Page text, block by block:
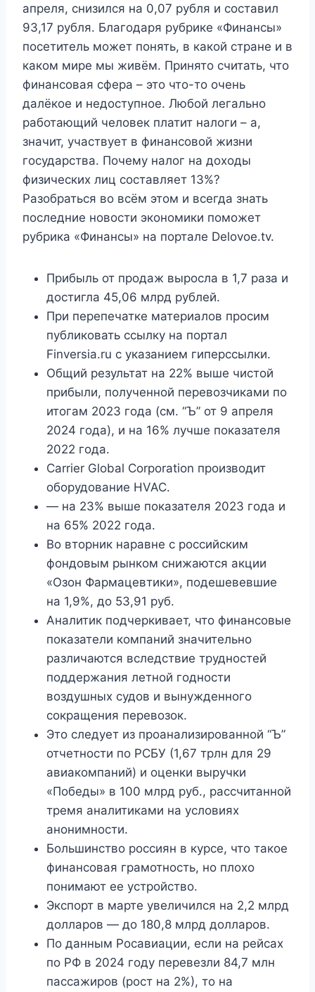
апреля, снизился на 0,07 рубля и составил
93,17 рубля. Благодаря рубрике «Финансы»
посетитель может понять, в какой стране и в
каком мире мы живём. Принято считать, что
финансовая сфера – это что-то очень
далёкое и недоступное. Любой легально
работающий человек платит налоги – а,
значит, участвует в финансовой жизни
государства. Почему налог на доходы
физических лиц составляет 13%?
Разобраться во всём этом и всегда знать
последние новости экономики поможет
рубрика «Финансы» на портале Delovoe.tv.
Прибыль от продаж выросла в 1,7 раза и
достигла 45,06 млрд рублей.
При перепечатке материалов просим
публиковать ссылку на портал
Finversia.ru с указанием гиперссылки.
Общий результат на 22% выше чистой
прибыли, полученной перевозчиками по
итогам 2023 года (см. “Ъ” от 9 апреля
2024 года), и на 16% лучше показателя
2022 года.
Carrier Global Corporation производит
оборудование HVAC.
— на 23% выше показателя 2023 года и
на 65% 2022 года.
Во вторник наравне с российским
фондовым рынком снижаются акции
«Озон Фармацевтики», подешевевшие
на 1,9%, до 53,91 руб.
Аналитик подчеркивает, что финансовые
показатели компаний значительно
различаются вследствие трудностей
поддержания летной годности
воздушных судов и вынужденного
сокращения перевозок.
Это следует из проанализированной “Ъ”
отчетности по РСБУ (1,67 трлн для 29
авиакомпаний) и оценки выручки
«Победы» в 100 млрд руб., рассчитанной
тремя аналитиками на условиях
анонимности.
Большинство россиян в курсе, что такое
финансовая грамотность, но плохо
понимают ее устройство.
Экспорт в марте увеличился на 2,2 млрд
долларов — до 180,8 млрд долларов.
По данным Росавиации, если на рейсах
по РФ в 2024 году перевезли 84,7 млн
пассажиров (рост на 2%), то на